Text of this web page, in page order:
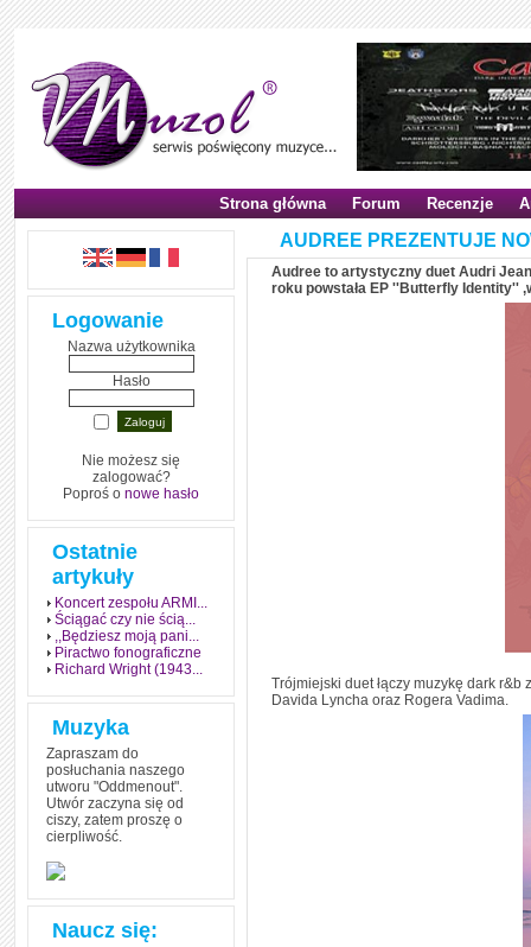
Strona główna Forum Recenzje
Logowanie
Nazwa użytkownika
Hasło
Nie możesz się
zalogować?
Poproś o nowe hasło
Ostatnie
artykuły
Koncert zespołu ARMI...
Ściągać czy nie ścią...
,,Będziesz moją pani...
Piractwo fonograficzne
Richard Wright (1943...
Muzyka
Zapraszam do
posłuchania naszego
utworu "Oddmenout".
Utwór zaczyna się od
ciszy, zatem proszę o
cierpliwość.
Naucz się:
Jak stworzyć fenomen
egzamin? Poznaj metody
AUDREE PREZENTUJE
Audree to artystyczny duet Audri
roku powstała EP ''Butterfly Identity''
Trójmiejski duet łączy muzykę dark
Davida Lyncha oraz Rogera Vadima.